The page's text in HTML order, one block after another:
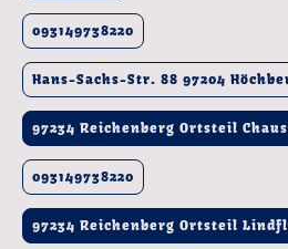
093149738220
Hans-Sachs-Str. 88 97204
97234 Reichenberg Ortsteil
093149738220
97234 Reichenberg Ortsteil